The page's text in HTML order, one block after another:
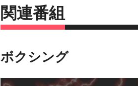
関連番組
ボクシング